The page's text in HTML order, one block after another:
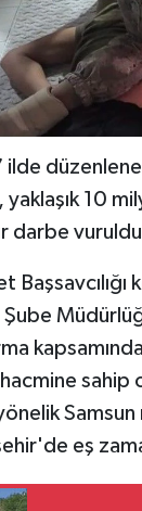
yaklaşık 10
darbe
sahip
eş